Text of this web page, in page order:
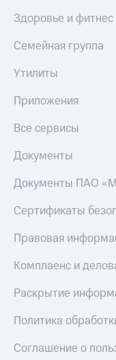
Здоровье и фитнес
Семейная группа
Утилиты
Приложения
Все сервисы
Документы
Документы ПАО
Сертификаты
Правовая
Комплаенс и
Раскрытие
Политика
Соглашение о